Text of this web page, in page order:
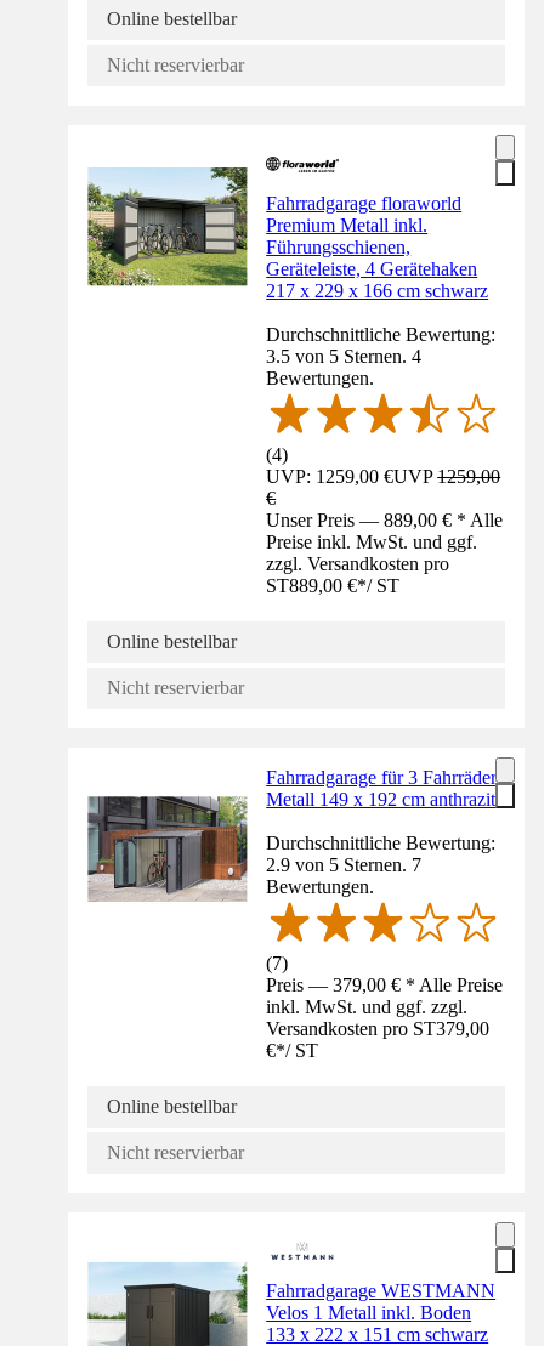
Online bestellbar
Nicht reservierbar
Fahrradgarage floraworld
Premium Metall inkl.
Führungsschienen,
Geräteleiste, 4 Gerätehaken
217 x 229 x 166 cm schwarz
Durchschnittliche Bewertung:
3.5 von 5 Sternen. 4
Bewertungen.
(4)
UVP: 1259,00 €UVP1259,00
€
Unser Preis — 889,00 € * Alle
Preise inkl. MwSt. und ggf.
zzgl. Versandkosten pro
ST889,00 €*/ ST
Online bestellbar
Nicht reservierbar
Fahrradgarage für 3 Fahrräder
Metall 149 x 192 cm anthrazit
Durchschnittliche Bewertung:
2.9 von 5 Sternen. 7
Bewertungen.
(7)
Preis — 379,00 € * Alle Preise
inkl. MwSt. und ggf. zzgl.
Versandkosten pro ST379,00
€*/ ST
Online bestellbar
Nicht reservierbar
Fahrradgarage WESTMANN
Velos 1 Metall inkl. Boden
133 x 222 x 151 cm schwarz